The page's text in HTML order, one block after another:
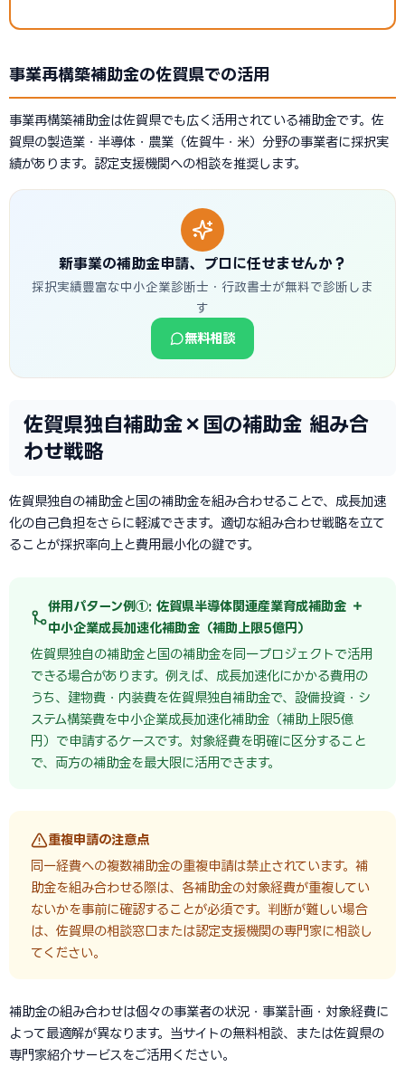
事業再構築補助金の佐賀県での活用
事業再構築補助金は佐賀県でも広く活用されている補助金です。佐
賀県の製造業・半導体・農業（佐賀牛・米）分野の事業者に採択実
績があります。認定支援機関への相談を推奨します。
新事業の補助金申請、プロに任せませんか？
採択実績豊富な中小企業診断士・行政書士が無料で診断しま
す
無料相談
佐賀県独自補助金×国の補助金 組み合
わせ戦略
佐賀県独自の補助金と国の補助金を組み合わせることで、成長加速
化の自己負担をさらに軽減できます。適切な組み合わせ戦略を立て
ることが採択率向上と費用最小化の鍵です。
併用パターン例①: 佐賀県半導体関連産業育成補助金 ＋
中小企業成長加速化補助金（補助上限5億円）
佐賀県独自の補助金と国の補助金を同一プロジェクトで活用
できる場合があります。例えば、成長加速化にかかる費用の
うち、建物費・内装費を佐賀県独自補助金で、設備投資・シ
ステム構築費を中小企業成長加速化補助金（補助上限5億
円）で申請するケースです。対象経費を明確に区分すること
で、両方の補助金を最大限に活用できます。
重複申請の注意点
同一経費への複数補助金の重複申請は禁止されています。補
助金を組み合わせる際は、各補助金の対象経費が重複してい
ないかを事前に確認することが必須です。判断が難しい場合
は、佐賀県の相談窓口または認定支援機関の専門家に相談し
てください。
補助金の組み合わせは個々の事業者の状況・事業計画・対象経費に
よって最適解が異なります。当サイトの無料相談、または佐賀県の
専門家紹介サービスをご活用ください。